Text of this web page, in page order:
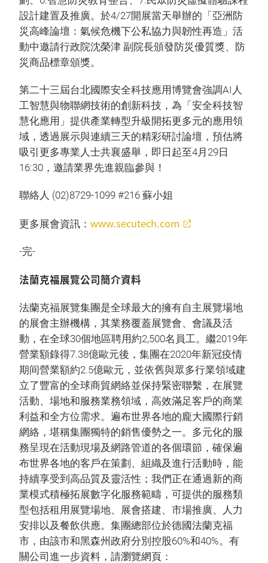
設計建置及推廣。於4/27開展當天舉辦的「亞洲防
災高峰論壇：氣候危機下公私協力與韌性再造」活
動中邀請行政院沈榮津 副院長頒發防災優質獎、防
災商品標章頒獎。
第二十三屆台北國際安全科技應用博覽會強調AI人
工智慧與物聯網技術的創新科技，為「安全科技智
慧化應用」提供產業轉型升級開拓更多元的應用領
域，透過展示與連續三天的精彩研討論壇，預估將
吸引更多專業人士共襄盛舉，即日起至4月29日
16:30，邀請業界先進親臨參與！
聯絡人 (02)8729-1099 #216 蘇小姐
更多展會資訊： www.secutech.com
-完-
法蘭克福展覽公司簡介資料
法蘭克福展覽集團是全球最大的擁有自主展覽場地
的展會主辦機構，其業務覆蓋展覽會、會議及活
動，在全球30個地區聘用約2,500名員工。繼2019年
營業額錄得7.38億歐元後，集團在2020年新冠疫情
期间營業額約2.5億歐元，並依舊與眾多行業領域建
立了豐富的全球商貿網絡並保持緊密聯繫，在展覽
活動、場地和服務業務領域，高效滿足客戶的商業
利益和全方位需求。遍布世界各地的龐大國際行銷
網絡，堪稱集團獨特的銷售優勢之一。多元化的服
務呈現在活動現場及網路管道的各個環節，確保遍
布世界各地的客戶在策劃、組織及進行活動時，能
持續享受到高品質及靈活性；我們正在通過新的商
業模式積極拓展數字化服務範疇，可提供的服務類
型包括租用展覽場地、展會搭建、市場推廣、人力
安排以及餐飲供應。集團總部位於德國法蘭克福
市，由該市和黑森州政府分別控股60%和40%。有
關公司進一步資料，請瀏覽網頁：